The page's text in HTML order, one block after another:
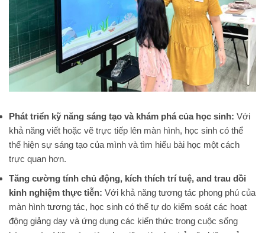
Phát triển kỹ năng sáng tạo và khám phá của học sinh: Với
khả năng viết hoặc vẽ trực tiếp lên màn hình, học sinh có thể
thể hiện sự sáng tạo của mình và tìm hiểu bài học một cách
trực quan hơn.
Tăng cường tính chủ động, kích thích trí tuệ, and trau dồi
kinh nghiệm thực tiễn: Với khả năng tương tác phong phú của
màn hình tương tác, học sinh có thể tự do kiểm soát các hoạt
động giảng dạy và ứng dụng các kiến thức trong cuộc sống